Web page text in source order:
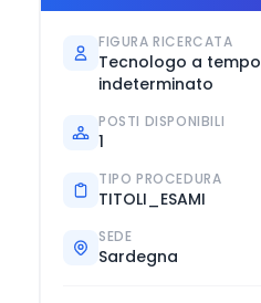
FIGURA RICERCATA
Tecnologo a tempo
indeterminato
POSTI DISPONIBILI
1
TIPO PROCEDURA
TITOLI_ESAMI
SEDE
Sardegna